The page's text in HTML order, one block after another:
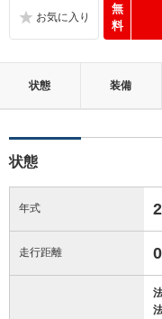
無
料
状態 装備
状態
年式
走行距離